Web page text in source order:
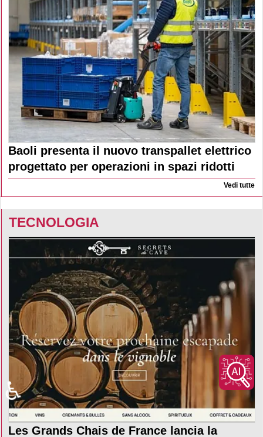
Baoli presenta il nuovo transpallet elettrico
progettato per operazioni in spazi ridotti
Vedi tutte
TECNOLOGIA
Les Grands Chais de France lancia la